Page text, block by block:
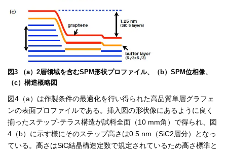
図3 （a）2層領域を含むSPM形状プロファイル、（b）SPM位相像、
（c）構造概略図
図4（a）は作製条件の最適化を行い得られた高品質単層グラフェ
ンの表面プロファイルである。挿入図の形状像にあるように良く
揃ったステップ-テラス構造が試料全面（10 mm角）で得られ、図
4（b）に示す様にそのステップ高さは0.5 nm（SiC2層分）となっ
ている。高さはSiC結晶構造定数で規定されているため高さ標準と